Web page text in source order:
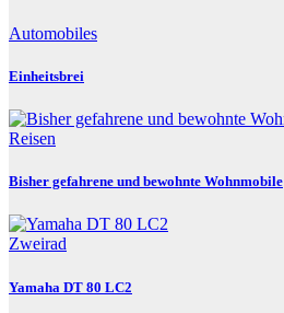
Automobiles
Einheitsbrei
Reisen
Bisher gefahrene und bewohnte Wohnmobile
Zweirad
Yamaha DT 80 LC2